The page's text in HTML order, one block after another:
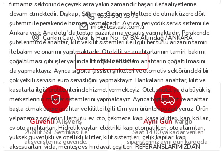
Gönder
firmamız sektöründe çeyrek asra yakın zamandır başarı ile faaliyetlerine
devam etmektedir. Dışkapı, Şaşmaz, Ostim ve Maltepe’de olmak üzere dört
şubemiz ile perakende hizmeti vermektedir. Ayrıca, periyodik servis sistemi ile
Ankara ve İç Anadolu`da toptan pazarlama ve satış yapmaktadır. Perakende
şubelerimizde anahtar, kilit ve kilit sistemleri ile ilgili her türlü arızanın tamiri
ile bakım ve onarımı yapılmaktadır. Oto kilit ve anahtarlarının tamiri, bakımı,
çoğaltılması gibi işler yanında immobilizer sistem anahtarın çoğaltılmasını
da yapmaktayız. Ayrıca sigorta (assist) şirketleri ve otomotiv sektöründeki bir
çok yetkili servisin euro servisliğini yapmaktayız. Bankaların anahtar, kilit ve
kasalarla ilgili problemlerinde hizmet vermekteyiz. Otel, motel ya da büyük iş
merkezlerinin master sistemlerini yapmaktayız. Ayrıca toptan kilit ve anahtar
başta olmak üzere anahtar ve kilitle ilgili tüm yan ürünleri pazarlıyoruz. Ürün
yelpazemiz şöyledir: Her türlü ev, oto, çekmece, kapı, kasa kilitleri, kapı kolları,
ev oto anahtarları. Hidrolik yaylar, elektrikli kapı otomatikleri, oto alarmları,
yüksek güvenlikli ve özellikli kilitler, kilit sistemleri; çelik kapılar, kapı
aksesuarları, vida, menteşe vs hırdavat çeşitleri. REFERANSLARIMIZDAN
0533 590 93 75
info@bestasli.com.tr
Çankırı Cad. Vakıf İş Hanı No : 67 B/4 Altındağ / ANKARA
İLETİŞİM FORMU
GüvenliAlışveriş
256Bit SSL Sertifikası ile
alışverişleriniz güvende.
Aynı GünKargo
Saat 14.00'ya kadar verilen
siparişleriniz aynı gün kargoda.